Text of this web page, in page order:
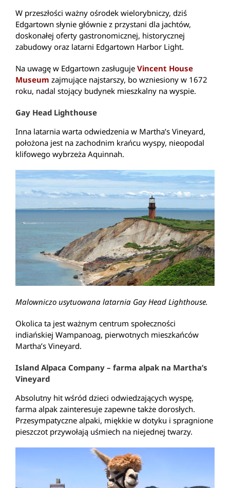
W przeszłości ważny ośrodek wielorybniczy, dziś
Edgartown słynie głównie z przystani dla jachtów,
doskonałej oferty gastronomicznej, historycznej
zabudowy oraz latarni Edgartown Harbor Light.
Na uwagę w Edgartown zasługuje Vincent House
Museum zajmujące najstarszy, bo wzniesiony w 1672
roku, nadal stojący budynek mieszkalny na wyspie.
Gay Head Lighthouse
Inna latarnia warta odwiedzenia w Martha’s Vineyard,
położona jest na zachodnim krańcu wyspy, nieopodal
klifowego wybrzeża Aquinnah.
Malowniczo usytuowana latarnia Gay Head Lighthouse.
Okolica ta jest ważnym centrum społeczności
indiańskiej Wampanoag, pierwotnych mieszkańców
Martha’s Vineyard.
Island Alpaca Company – farma alpak na Martha’s
Vineyard
Absolutny hit wśród dzieci odwiedzających wyspę,
farma alpak zainteresuje zapewne także dorosłych.
Przesympatyczne alpaki, miękkie w dotyku i spragnione
pieszczot przywołają uśmiech na niejednej twarzy.